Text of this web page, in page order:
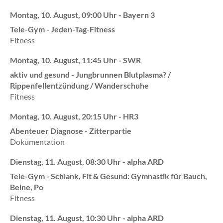
Montag, 10. August, 09:00 Uhr - Bayern 3
Tele-Gym - Jeden-Tag-Fitness
Fitness
Montag, 10. August, 11:45 Uhr - SWR
aktiv und gesund - Jungbrunnen Blutplasma? /
Rippenfellentzündung / Wanderschuhe
Fitness
Montag, 10. August, 20:15 Uhr - HR3
Abenteuer Diagnose - Zitterpartie
Dokumentation
Dienstag, 11. August, 08:30 Uhr - alpha ARD
Tele-Gym - Schlank, Fit & Gesund: Gymnastik für Bauch,
Beine, Po
Fitness
Dienstag, 11. August, 10:30 Uhr - alpha ARD